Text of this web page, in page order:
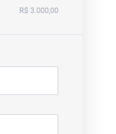
R$ 3.000,00